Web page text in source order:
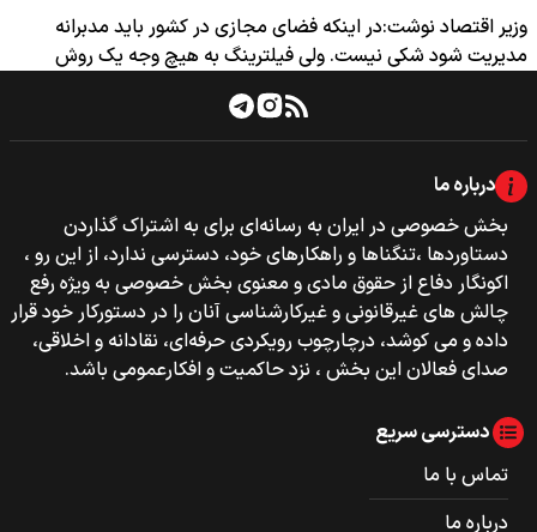
وزیر اقتصاد نوشت:در اینکه فضای مجازی در کشور باید مدبرانه
مدیریت شود شکی نیست. ولی فیلترینگ به هیچ وجه یک روش
درباره ما
بخش خصوصی‌‌ در ایران به رسانه‌ای برای به اشتراک گذاردن
دستاوردها ،تنگناها و راهکارهای خود، دسترسی ندارد، از این رو ،
اکونگار دفاع از حقوق مادی و معنوی بخش خصوصی به ویژه رفع
چالش های غیرقانونی و غیرکارشناسی آنان را در دستورکار خود قرار
داده و می کوشد، درچارچوب رویکردی حرفه‌ای، نقادانه و اخلاقی،
صدای فعالان این بخش ، نزد حاکمیت و افکارعمومی باشد.
دسترسی سریع
تماس با ما
درباره ما